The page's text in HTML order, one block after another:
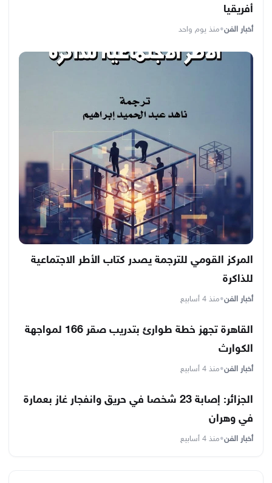
أفريقيا
أخبار الفن•منذ يوم واحد
المركز القومي للترجمة يصدر كتاب الأطر الاجتماعية
للذاكرة
أخبار الفن•منذ 4 أسابيع
القاهرة تجهز خطة طوارئ بتدريب صقر 166 لمواجهة
الكوارث
أخبار الفن•منذ 4 أسابيع
الجزائر: إصابة 23 شخصا في حريق وانفجار غاز بعمارة
في وهران
أخبار الفن•منذ 4 أسابيع